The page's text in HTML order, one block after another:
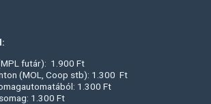
futár): 1.900 Ft
(MOL, Coop stb): 1.300 Ft
1.300 Ft
1.300 Ft